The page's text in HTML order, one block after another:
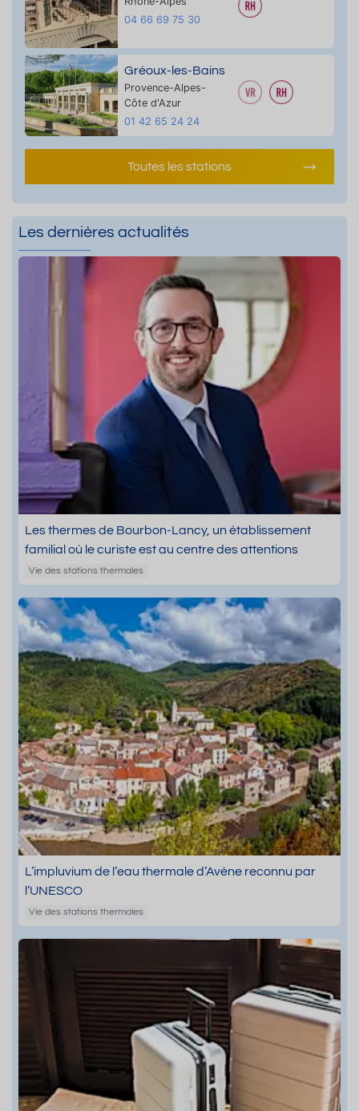
04 66 69 75 30
Gréoux-les-Bains
Provence-Alpes-
Côte d'Azur
01 42 65 24 24
Toutes les stations
Les dernières actualités
Les thermes de Bourbon-Lancy, un établissement
familial où le curiste est au centre des attentions
Vie des stations thermales
L’impluvium de l’eau thermale d’Avène reconnu par
l’UNESCO
Vie des stations thermales